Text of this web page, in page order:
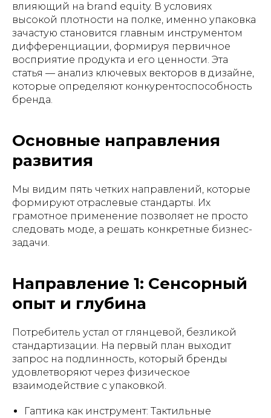
влияющий на brand equity. В условиях
высокой плотности на полке, именно упаковка
зачастую становится главным инструментом
дифференциации, формируя первичное
восприятие продукта и его ценности. Эта
статья — анализ ключевых векторов в дизайне,
которые определяют конкурентоспособность
бренда.
Основные направления
развития
Мы видим пять четких направлений, которые
формируют отраслевые стандарты. Их
грамотное применение позволяет не просто
следовать моде, а решать конкретные бизнес-
задачи.
Направление 1: Сенсорный
опыт и глубина
Потребитель устал от глянцевой, безликой
стандартизации. На первый план выходит
запрос на подлинность, который бренды
удовлетворяют через физическое
взаимодействие с упаковкой.
Гаптика как инструмент: Тактильные